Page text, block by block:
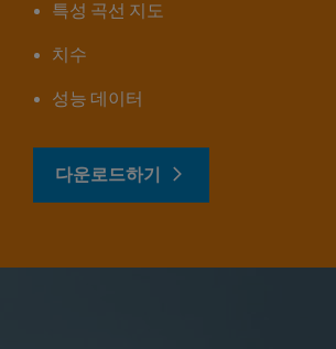
특성 곡선 지도
치수
성능 데이터
다운로드하기